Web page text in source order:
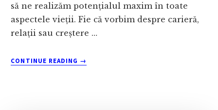
să ne realizăm potențialul maxim în toate
aspectele vieții. Fie că vorbim despre carieră,
relații sau creștere …
CONTINUE READING
ABOUT
→